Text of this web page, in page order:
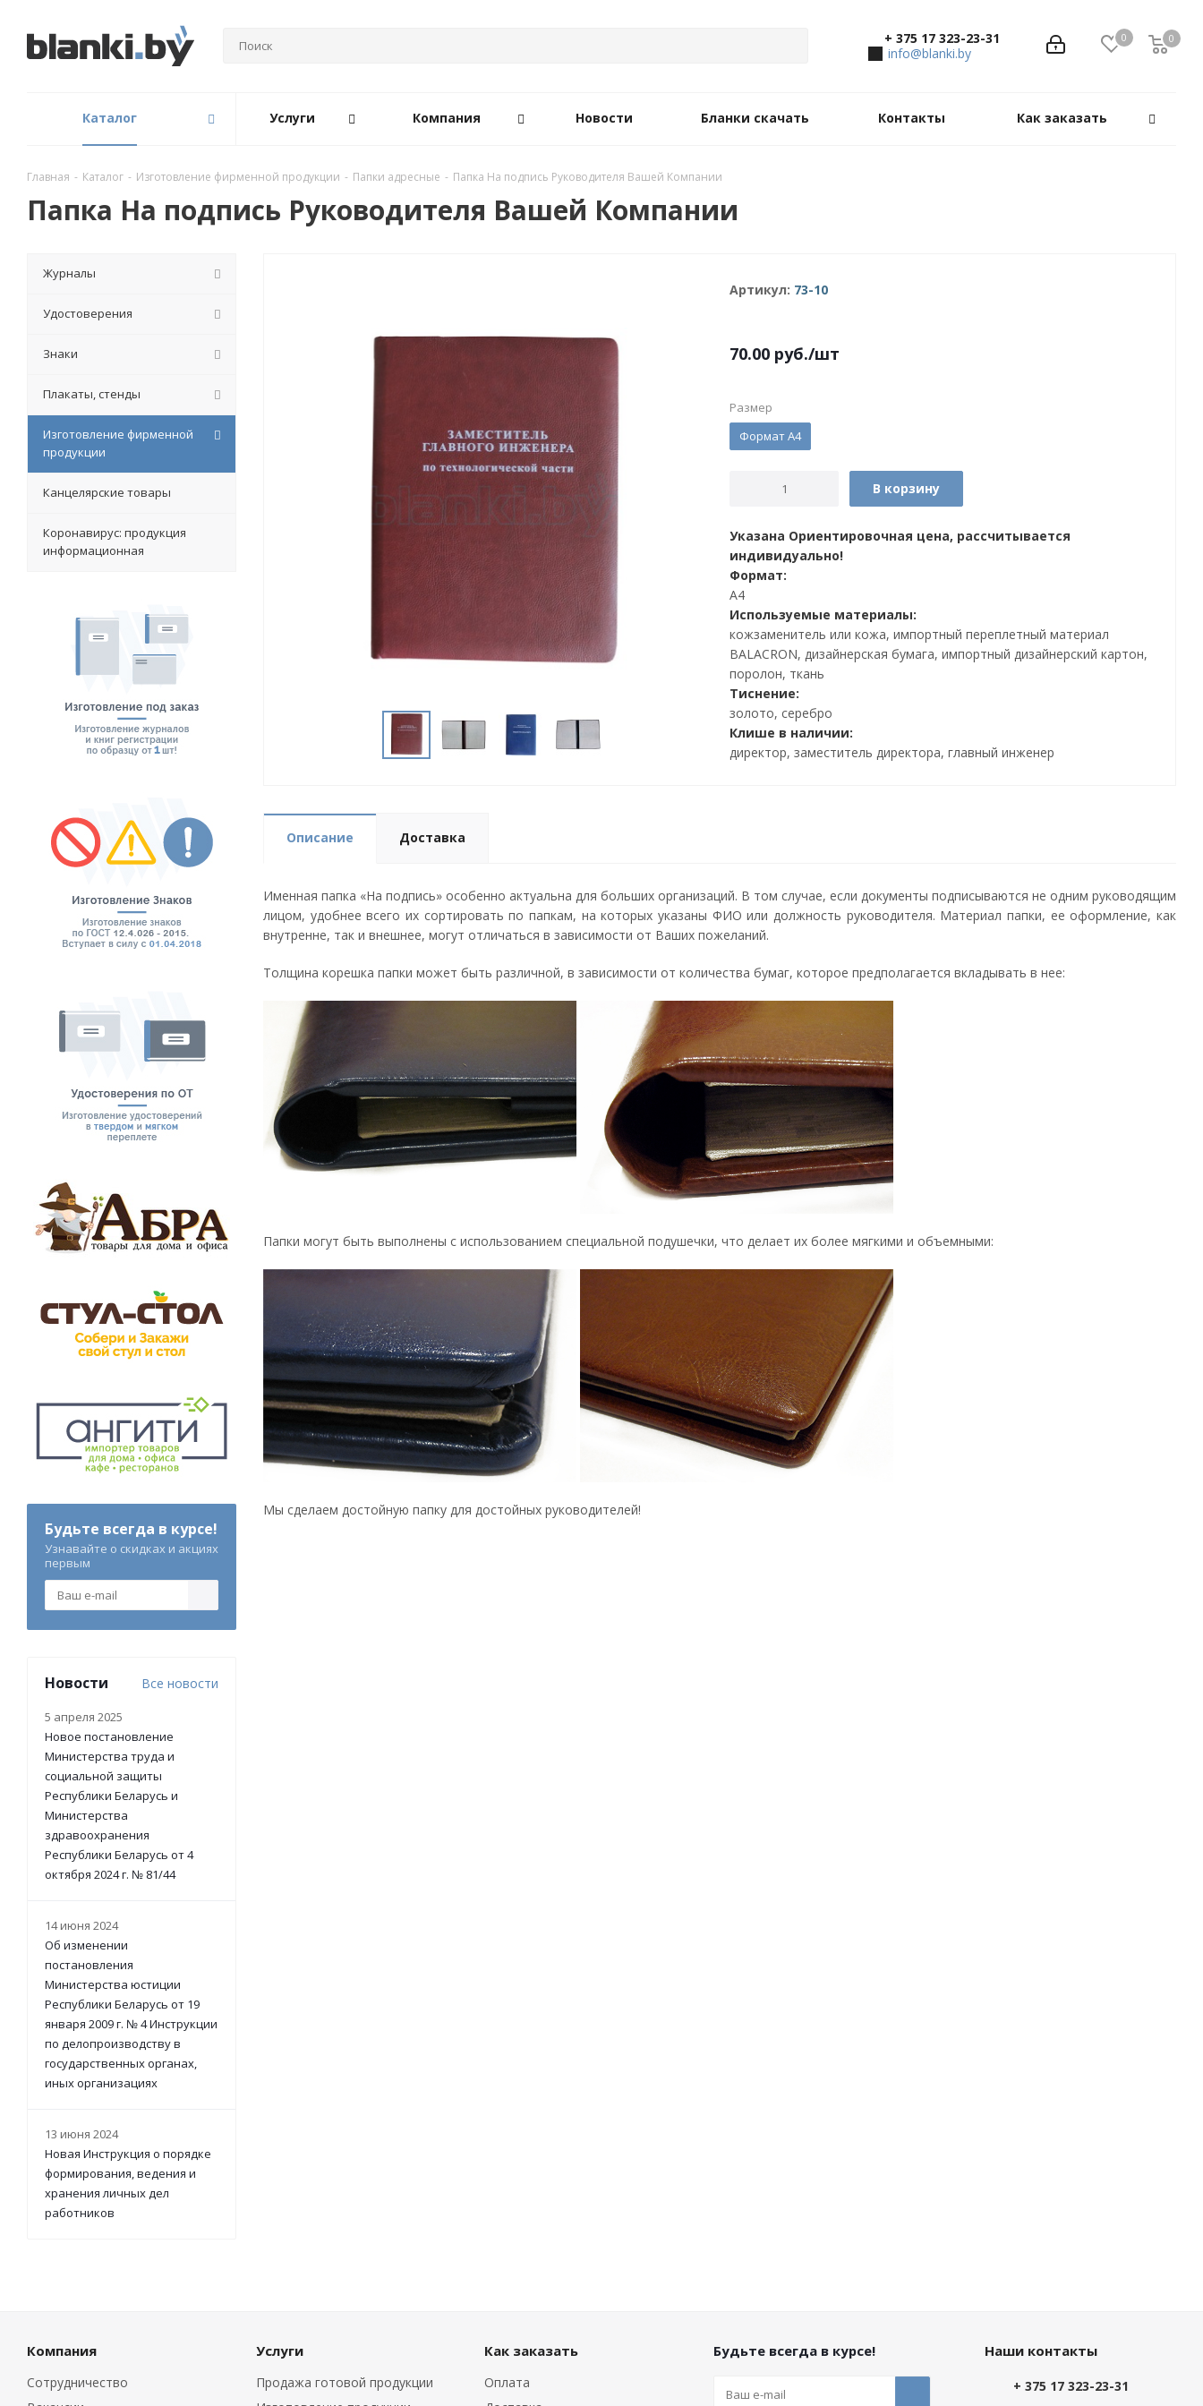
0 0
0
+ 375 17 323-23-31
info@blanki.by
Каталог Услуги Компания Новости Бланки скачать Контакты Как заказать
Главная - Каталог - Изготовление фирменной продукции - Папки адресные - Папка На подпись Руководителя Вашей Компании
Папка На подпись Руководителя Вашей Компании
Артикул: 73-10
70.00 руб./шт
Размер
Формат А4
В корзину
Указана Ориентировочная цена, рассчитывается
индивидуально!
Формат:
А4
Используемые материалы:
кожзаменитель или кожа, импортный переплетный материал
BALACRON, дизайнерская бумага, импортный дизайнерский картон,
поролон, ткань
Тиснение:
золото, серебро
Клише в наличии:
директор, заместитель директора, главный инженер
Описание Доставка
Именная папка «На подпись» особенно актуальна для больших организаций. В том случае, если документы подписываются не одним руководящим
лицом, удобнее всего их сортировать по папкам, на которых указаны ФИО или должность руководителя. Материал папки, ее оформление, как
внутренне, так и внешнее, могут отличаться в зависимости от Ваших пожеланий.
Толщина корешка папки может быть различной, в зависимости от количества бумаг, которое предполагается вкладывать в нее:
Папки могут быть выполнены с использованием специальной подушечки, что делает их более мягкими и объемными:
Мы сделаем достойную папку для достойных руководителей!
Журналы
Удостоверения
Знаки
Плакаты, стенды
Изготовление фирменной
продукции
Канцелярские товары
Коронавирус: продукция
информационная
Будьте всегда в курсе!
Узнавайте о скидках и акциях
первым
Новости Все новости
5 апреля 2025
Новое постановление
Министерства труда и
социальной защиты
Республики Беларусь и
Министерства
здравоохранения
Республики Беларусь от 4
октября 2024 г. № 81/44
14 июня 2024
Об изменении
постановления
Министерства юстиции
Республики Беларусь от 19
января 2009 г. № 4 Инструкции
по делопроизводству в
государственных органах,
иных организациях
13 июня 2024
Новая Инструкция о порядке
формирования, ведения и
хранения личных дел
работников
Компания
Сотрудничество
Услуги
Продажа готовой продукции
Как заказать
Оплата
Будьте всегда в курсе! Наши контакты
+ 375 17 323-23-31